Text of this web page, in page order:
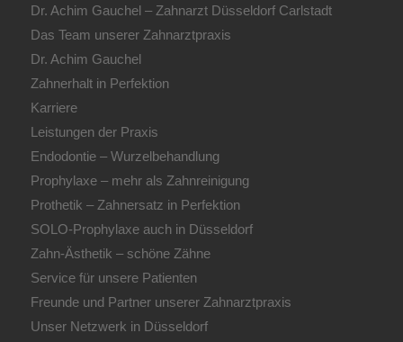
Dr. Achim Gauchel – Zahnarzt Düsseldorf Carlstadt
Das Team unserer Zahnarztpraxis
Dr. Achim Gauchel
Zahnerhalt in Perfektion
Karriere
Leistungen der Praxis
Endodontie – Wurzelbehandlung
Prophylaxe – mehr als Zahnreinigung
Prothetik – Zahnersatz in Perfektion
SOLO-Prophylaxe auch in Düsseldorf
Zahn-Ästhetik – schöne Zähne
Service für unsere Patienten
Freunde und Partner unserer Zahnarztpraxis
Unser Netzwerk in Düsseldorf